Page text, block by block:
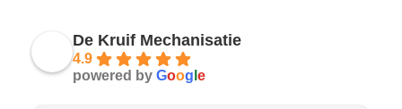
De Kruif Mechanisatie
4.9
powered by Goog e